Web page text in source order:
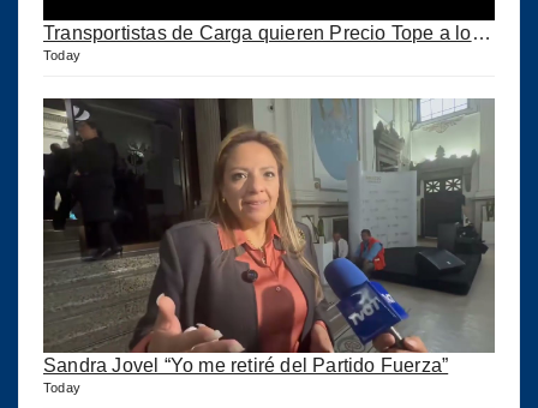
Transportistas de Carga quieren Precio Tope a los combustibles
Today
Sandra Jovel “Yo me retiré del Partido Fuerza”
Today